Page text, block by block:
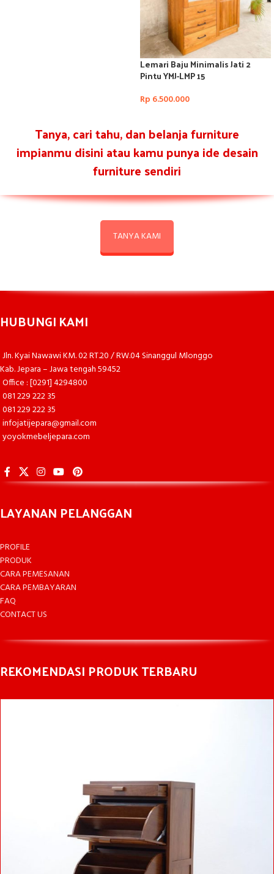
Lemari Baju Minimalis Jati 2
Pintu YMJ-LMP 15
Rp 6.500.000
Tanya, cari tahu, dan belanja furniture
impianmu disini atau kamu punya ide desain
furniture sendiri
TANYA KAMI
HUBUNGI KAMI
Jln. Kyai Nawawi KM. 02 RT.20 / RW.04 Sinanggul Mlonggo
Kab. Jepara – Jawa tengah 59452
Office : [0291] 4294800
081 229 222 35
081 229 222 35
infojatijepara@gmail.com
yoyokmebeljepara.com
LAYANAN PELANGGAN
PROFILE
PRODUK
CARA PEMESANAN
CARA PEMBAYARAN
FAQ
CONTACT US
REKOMENDASI PRODUK TERBARU